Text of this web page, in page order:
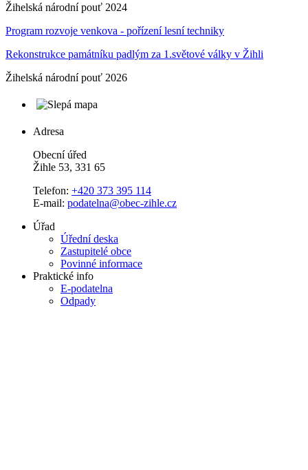
Žihelská národní pouť 2024
Program rozvoje venkova - pořízení lesní techniky
Rekonstrukce památníku padlým za 1.světové války v Žihli
Žihelská národní pouť 2026
Adresa
Obecní úřed
Žihle 53, 331 65
Telefon: +420 373 395 114
E-mail: podatelna@obec-zihle.cz
Úřad
Úřední deska
Zastupitelé obce
Povinné informace
Praktické info
E-podatelna
Odpady